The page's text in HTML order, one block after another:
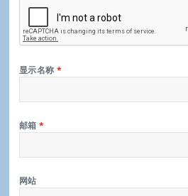
显示名称*
邮箱*
网站